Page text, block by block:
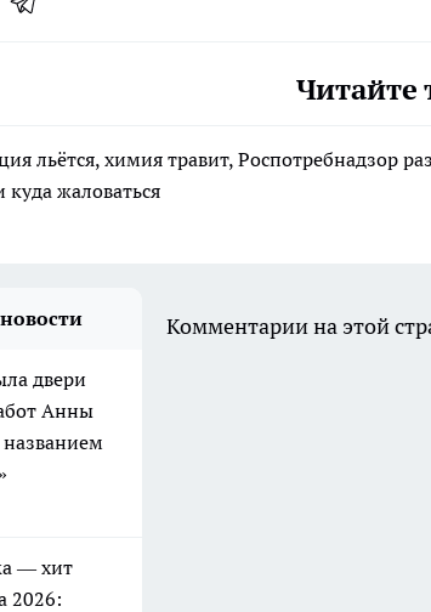
Читайте
льётся, химия травит, Роспотребнадзор
куда жаловаться
двери
Анны
— хит
2026:
Комментарии на этой